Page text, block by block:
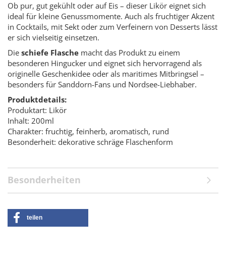
Ob pur, gut gekühlt oder auf Eis – dieser Likör eignet sich
ideal für kleine Genussmomente. Auch als fruchtiger Akzent
in Cocktails, mit Sekt oder zum Verfeinern von Desserts lässt
er sich vielseitig einsetzen.
Die schiefe Flasche macht das Produkt zu einem
besonderen Hingucker und eignet sich hervorragend als
originelle Geschenkidee oder als maritimes Mitbringsel –
besonders für Sanddorn-Fans und Nordsee-Liebhaber.
Produktdetails:
Produktart: Likör
Inhalt: 200ml
Charakter: fruchtig, feinherb, aromatisch, rund
Besonderheit: dekorative schräge Flaschenform
Besonderheiten
teilen